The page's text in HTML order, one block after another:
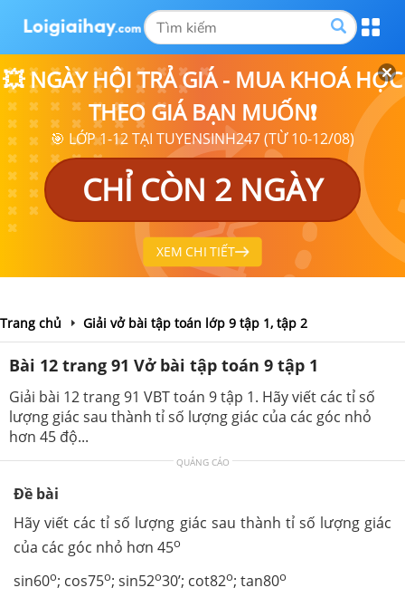
💥 NGÀY HỘI TRẢ GIÁ - MUA KHOÁ HỌC
THEO GIÁ BẠN MUỐN❗
🎯 LỚP 1-12 TẠI TUYENSINH247 (TỪ 10-12/08)
CHỈ CÒN 2 NGÀY
XEM CHI TIẾT
Trang chủ Giải vở bài tập toán lớp 9 tập 1, tập 2
Bài 12 trang 91 Vở bài tập toán 9 tập 1
Giải bài 12 trang 91 VBT toán 9 tập 1. Hãy viết các tỉ số
lượng giác sau thành tỉ số lượng giác của các góc nhỏ
hơn 45 độ...
QUẢNG CÁO
Đề bài
Hãy viết các tỉ số lượng giác sau thành tỉ số lượng giác
của các góc nhỏ hơn 45o
sin60o; cos75o; sin52o30’; cot82o; tan80o